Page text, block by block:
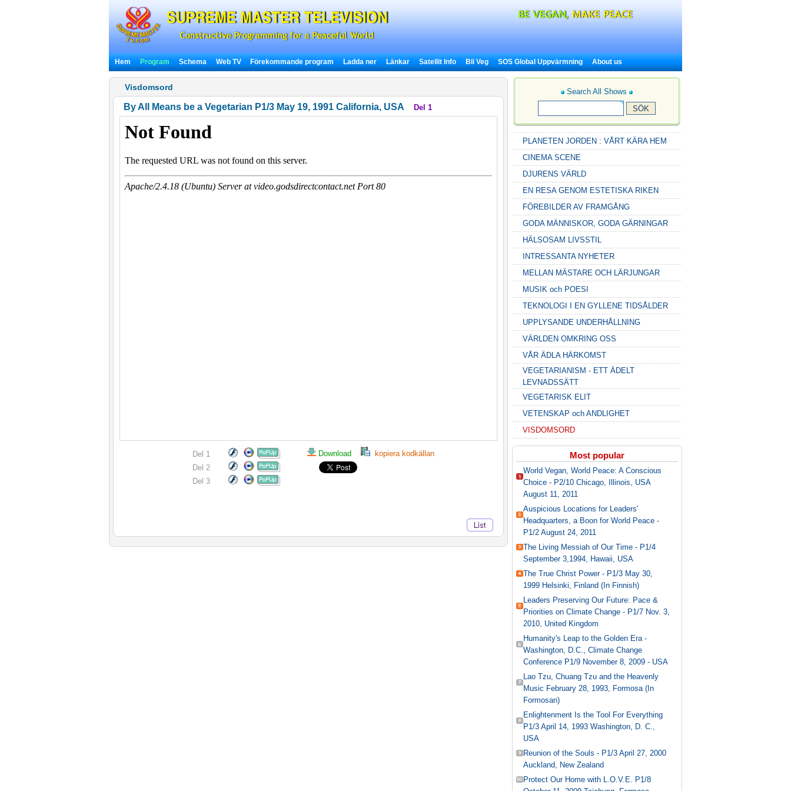
Hem Program Schema Web TV Förekommande program Ladda ner Länkar Satellit Info Bli Veg SOS Global Uppvärmning About us
Visdomsord
By All Means be a Vegetarian P1/3 May 19, 1991 California, USA Del 1
Del 1
Del 2
Del 3
Download kopiera kodkällan
Search All Shows
PLANETEN JORDEN : VÅRT KÄRA HEM
CINEMA SCENE
DJURENS VÄRLD
EN RESA GENOM ESTETISKA RIKEN
FÖREBILDER AV FRAMGÅNG
GODA MÄNNISKOR, GODA GÄRNINGAR
HÄLSOSAM LIVSSTIL
INTRESSANTA NYHETER
MELLAN MÄSTARE OCH LÄRJUNGAR
MUSIK och POESI
TEKNOLOGI I EN GYLLENE TIDSÅLDER
UPPLYSANDE UNDERHÅLLNING
VÄRLDEN OMKRING OSS
VÅR ÄDLA HÄRKOMST
VEGETARIANISM - ETT ÄDELT
LEVNADSSÄTT
VEGETARISK ELIT
VETENSKAP och ANDLIGHET
VISDOMSORD
Most popular
World Vegan, World Peace: A Conscious
Choice - P2/10 Chicago, Illinois, USA
August 11, 2011
Auspicious Locations for Leaders'
Headquarters, a Boon for World Peace -
P1/2 August 24, 2011
The Living Messiah of Our Time - P1/4
September 3,1994, Hawaii, USA
The True Christ Power - P1/3 May 30,
1999 Helsinki, Finland (In Finnish)
Leaders Preserving Our Future: Pace &
Priorities on Climate Change - P1/7 Nov. 3,
2010, United Kingdom
Humanity's Leap to the Golden Era -
Washington, D.C., Climate Change
Conference P1/9 November 8, 2009 - USA
Lao Tzu, Chuang Tzu and the Heavenly
Music February 28, 1993, Formosa (In
Formosan)
Enlightenment Is the Tool For Everything
P1/3 April 14, 1993 Washington, D. C.,
USA
Reunion of the Souls - P1/3 April 27, 2000
Auckland, New Zealand
Protect Our Home with L.O.V.E. P1/8